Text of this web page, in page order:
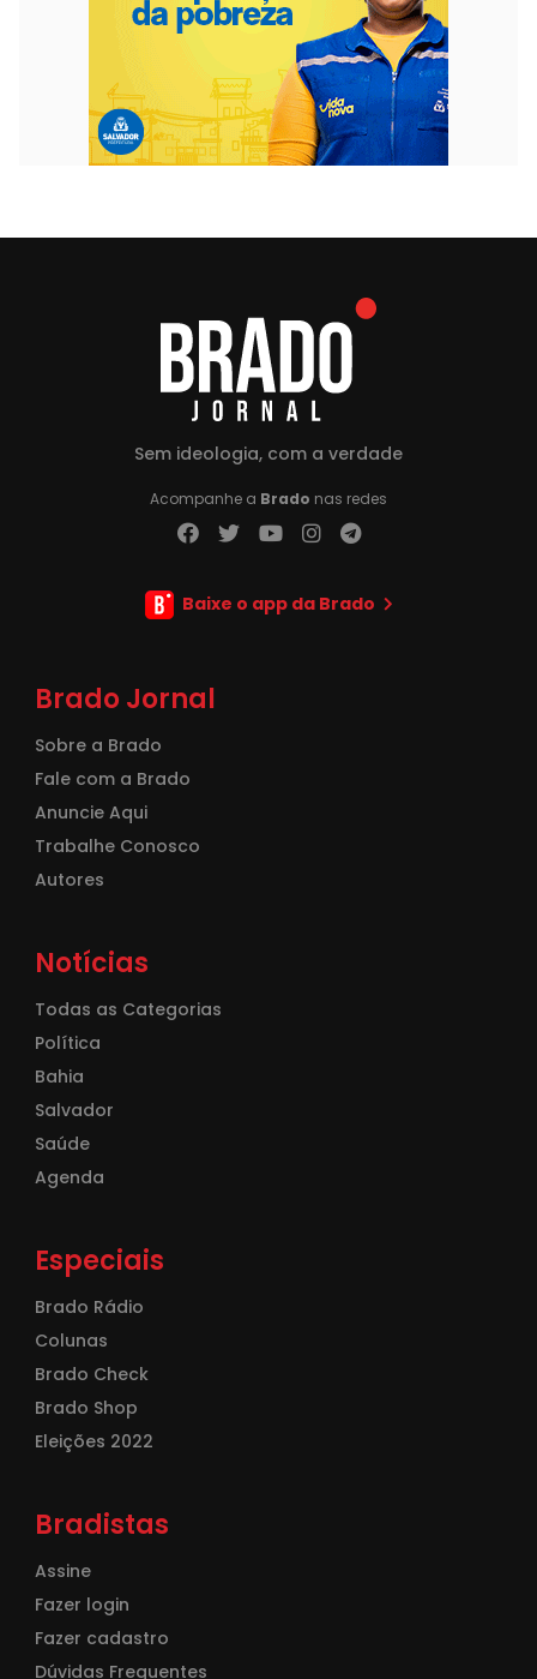
Sem ideologia, com a verdade
Acompanhe a Brado nas redes
Baixe o app da Brado
Brado Jornal
Sobre a Brado
Fale com a Brado
Anuncie Aqui
Trabalhe Conosco
Autores
Notícias
Todas as Categorias
Política
Bahia
Salvador
Saúde
Agenda
Especiais
Brado Rádio
Colunas
Brado Check
Brado Shop
Eleições 2022
Bradistas
Assine
Fazer login
Fazer cadastro
Dúvidas Frequentes